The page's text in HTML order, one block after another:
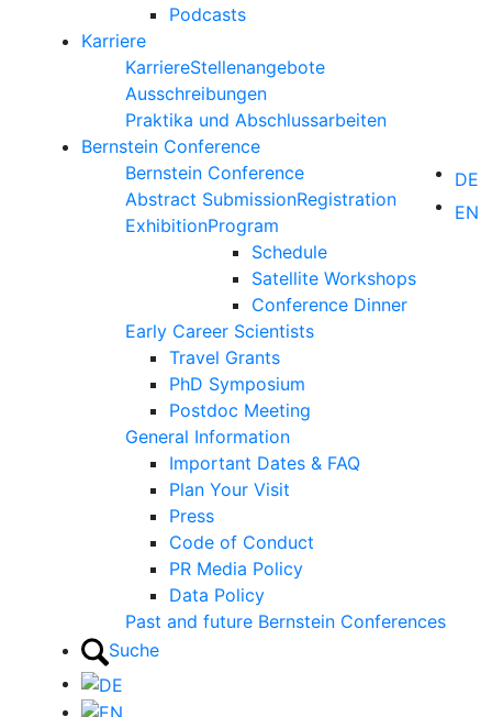
Podcasts
Karriere
KarriereStellenangebote
Ausschreibungen
Praktika und Abschlussarbeiten
Bernstein Conference
Bernstein Conference
Abstract SubmissionRegistration
ExhibitionProgram
Schedule
Satellite Workshops
Conference Dinner
Early Career Scientists
Travel Grants
PhD Symposium
Postdoc Meeting
General Information
Important Dates & FAQ
Plan Your Visit
Press
Code of Conduct
PR Media Policy
Data Policy
Past and future Bernstein Conferences
DE
EN
Suche